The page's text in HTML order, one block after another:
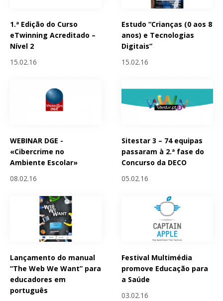
1.ª Edição do Curso
eTwinning Acreditado –
Nível 2
15.02.16
Estudo “Crianças (0 aos 8
anos) e Tecnologias
Digitais”
15.02.16
WEBINAR DGE -
«Cibercrime no
Ambiente Escolar»
08.02.16
Sitestar 3 – 74 equipas
passaram à 2.ª fase do
Concurso da DECO
05.02.16
Lançamento do manual
“The Web We Want” para
educadores em
português
Festival Multimédia
promove Educação para
a Saúde
03.02.16